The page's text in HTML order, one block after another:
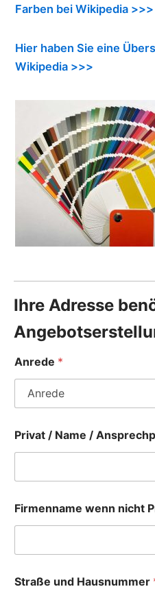
Farben bei Wikipedia >>>
Hier haben Sie eine
Wikipedia >>>
Ihre Adresse
Anrede *
Privat / Name /
Firmenname wenn nicht
Straße und Hausnummer